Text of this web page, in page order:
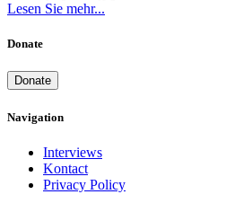
Lesen Sie mehr...
Donate
Donate
Navigation
Interviews
Kontact
Privacy Policy